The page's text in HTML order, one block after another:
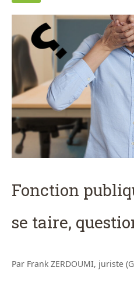
Fonction
se taire,
Par Frank ZERDOUMI, juriste